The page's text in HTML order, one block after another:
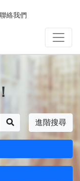
聯絡我們
進階搜尋